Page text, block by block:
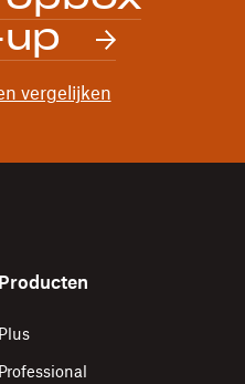
vergelijken
Producten
Plus
Professional